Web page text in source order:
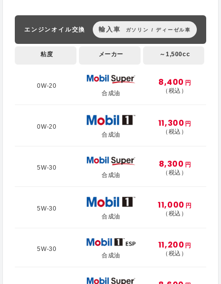
エンジンオイル交換 輸入車 ガソリン / ディーゼル車
粘度 メーカー ～1,500cc
0W-20
合成油
8,400 円
（税込）
0W-20
合成油
11,300 円
（税込）
5W-30
合成油
8,300 円
（税込）
5W-30
合成油
11,000 円
（税込）
5W-30
合成油
11,200 円
（税込）